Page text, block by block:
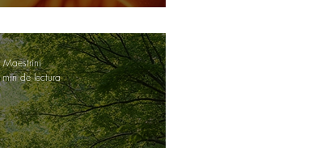
Maestrini
de lectura